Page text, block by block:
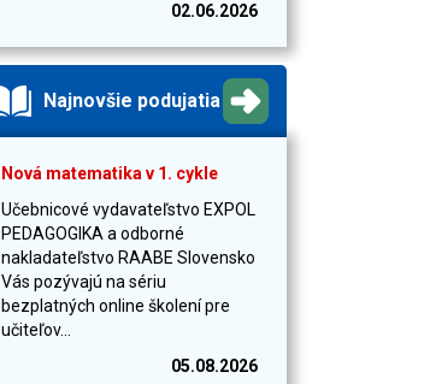
02.06.2026
Najnovšie podujatia
Nová matematika v 1. cykle
Učebnicové vydavateľstvo EXPOL
PEDAGOGIKA a odborné
nakladateľstvo RAABE Slovensko
Vás pozývajú na sériu
bezplatných online školení pre
učiteľov...
05.08.2026